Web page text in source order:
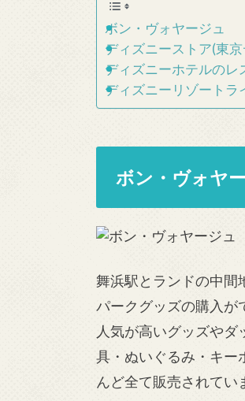
ボン・ヴォヤージュ
ディズニーストア(東
ディズニーホテルのレ
ディズニーリゾートラ
ボン・ヴォヤ
舞浜駅とランドの中間
パークグッズの購入が
人気が高いグッズや
具・ぬいぐるみ・キー
んど全て販売されてい